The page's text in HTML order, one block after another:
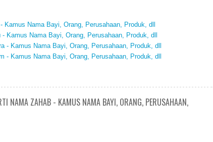
Kamus Nama Bayi, Orang, Perusahaan, Produk, dll
Kamus Nama Bayi, Orang, Perusahaan, Produk, dll
- Kamus Nama Bayi, Orang, Perusahaan, Produk, dll
- Kamus Nama Bayi, Orang, Perusahaan, Produk, dll
NAMA ZAHAB - KAMUS NAMA BAYI, ORANG, PERUSAHAAN,